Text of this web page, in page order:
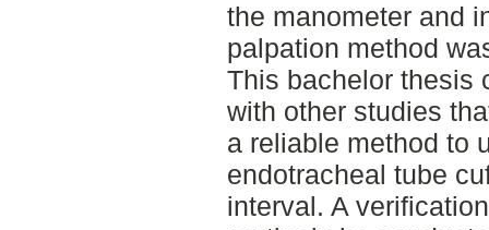
the manometer and
palpation method
This bachelor thesis
with other studies
a reliable method to
endotracheal tube
interval. A